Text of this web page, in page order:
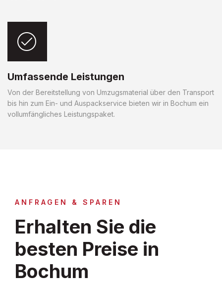
Umfassende Leistungen
Von der Bereitstellung von Umzugsmaterial über den Transport
bis hin zum Ein- und Auspackservice bieten wir in Bochum ein
vollumfängliches Leistungspaket.
ANFRAGEN & SPAREN
Erhalten Sie die
besten Preise in
Bochum